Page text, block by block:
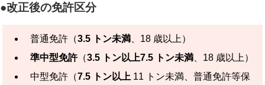
●改正後の免許区分
普通免許（3.5 トン未満 、18 歳以上）
準中型免許（3.5 トン以上7.5 トン未満 、18 歳以上）
中型免許（7.5 トン以上 11 トン未満、普通免許等保